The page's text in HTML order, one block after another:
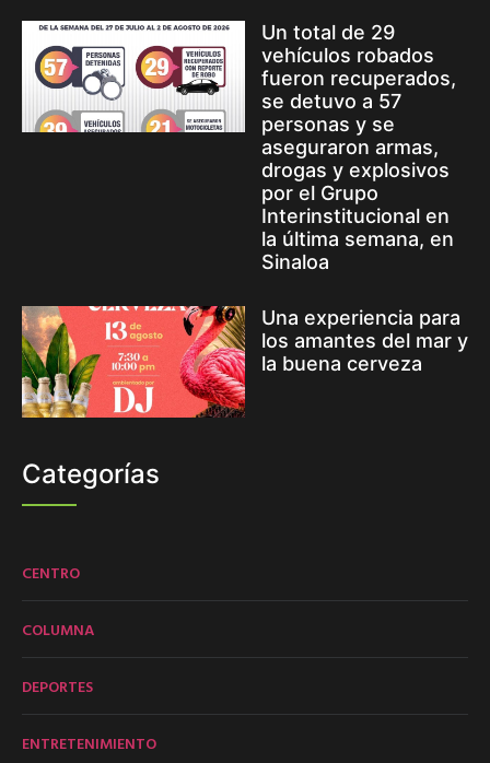
Un total de 29
vehículos robados
fueron recuperados,
se detuvo a 57
personas y se
aseguraron armas,
drogas y explosivos
por el Grupo
Interinstitucional en
la última semana, en
Sinaloa
Una experiencia para
los amantes del mar y
la buena cerveza
Categorías
CENTRO
COLUMNA
DEPORTES
ENTRETENIMIENTO